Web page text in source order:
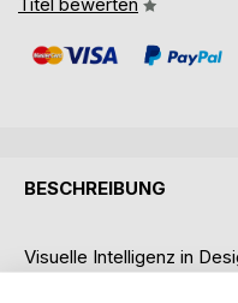
BESCHREIBUNG
Visuelle Intelligenz in